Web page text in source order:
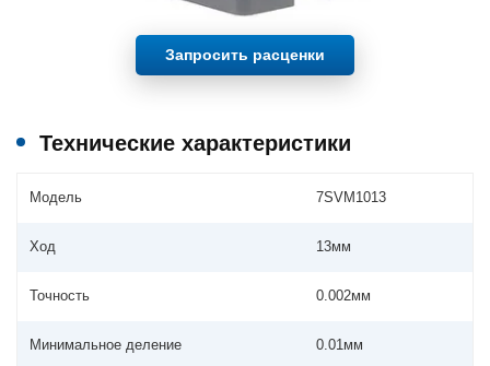
Запросить расценки
Технические характеристики
Модель 7SVM1013
Ход 13мм
Точность 0.002мм
Минимальное деление 0.01мм